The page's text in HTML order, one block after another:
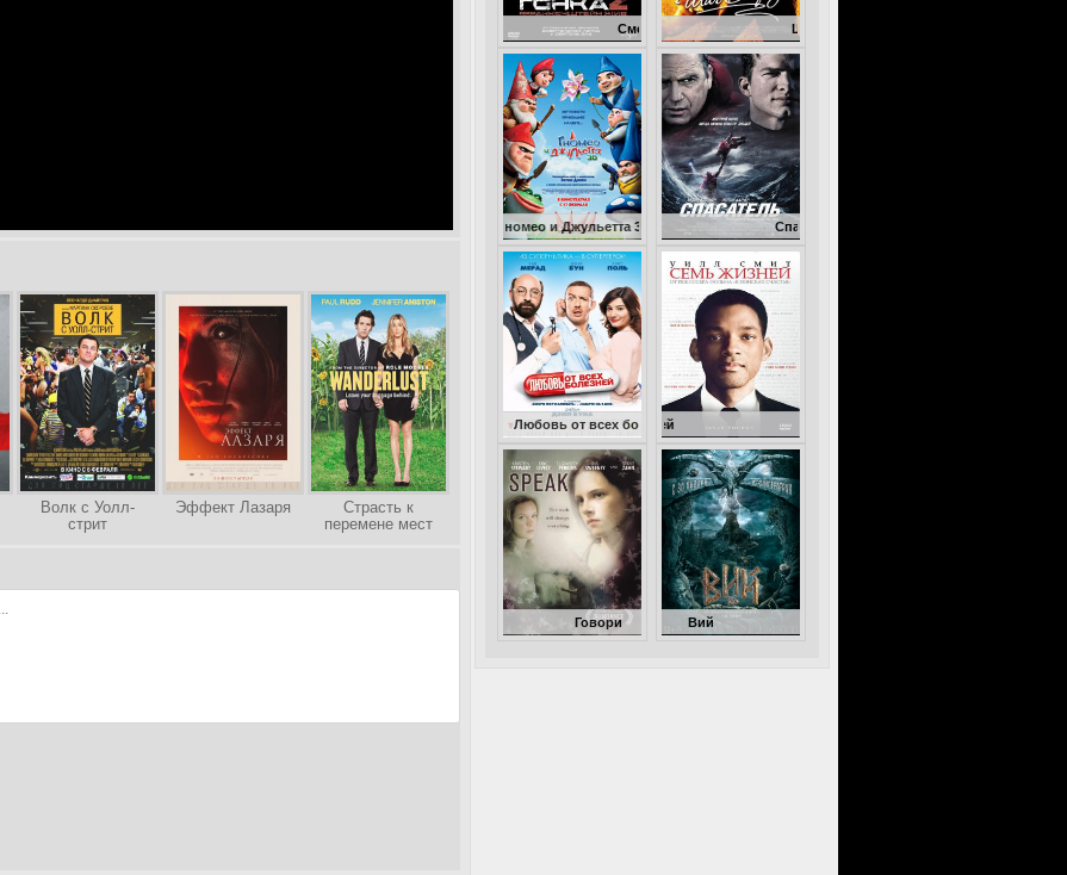
Волк с Уолл-
стрит
Эффект Лазаря
Страсть к
перемене мест
Смертельная гонка 2: Франкенштейн жив
Шаг вперед
Гномео и Джульетта 3D
Любовь от всех болезней Семь жизней